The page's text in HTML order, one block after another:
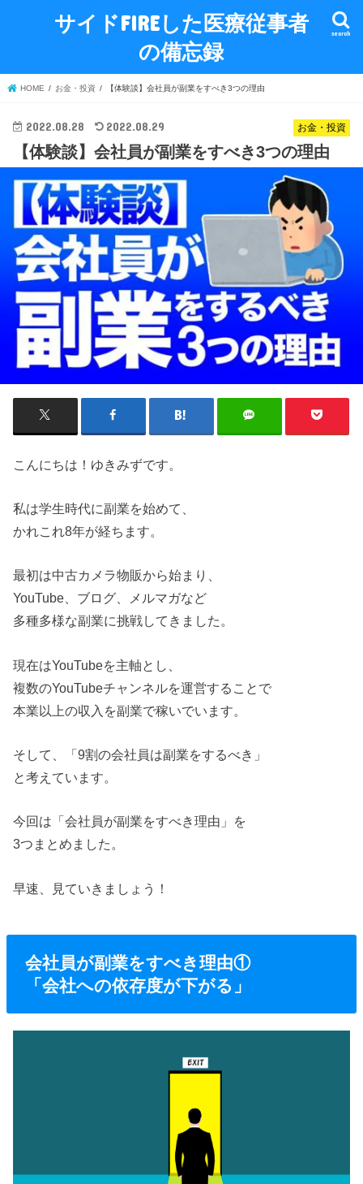
サイドFIREした医療従事者
の備忘録
search
HOME お金・投資 【体験談】会社員が副業をすべき3つの理由
お金・投資
2022.08.28 2022.08.29
【体験談】会社員が副業をすべき3つの理由
こんにちは！ゆきみずです。
私は学生時代に副業を始めて、
かれこれ8年が経ちます。
最初は中古カメラ物販から始まり、
YouTube、ブログ、メルマガなど
多種多様な副業に挑戦してきました。
現在はYouTubeを主軸とし、
複数のYouTubeチャンネルを運営することで
本業以上の収入を副業で稼いでいます。
そして、「9割の会社員は副業をするべき」
と考えています。
今回は「会社員が副業をすべき理由」を
3つまとめました。
早速、見ていきましょう！
会社員が副業をすべき理由①
「会社への依存度が下がる」